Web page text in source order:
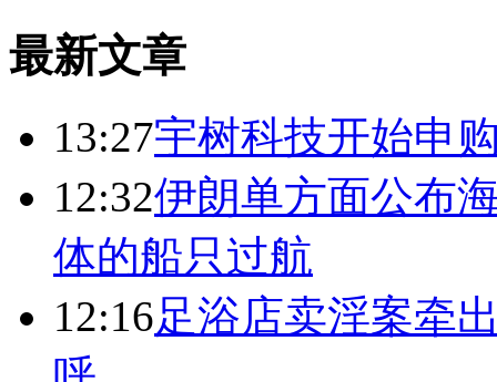
最新文章
13:27宇树科技开始申
12:32伊朗单方面公布
体的船只过航
12:16足浴店卖淫案牵